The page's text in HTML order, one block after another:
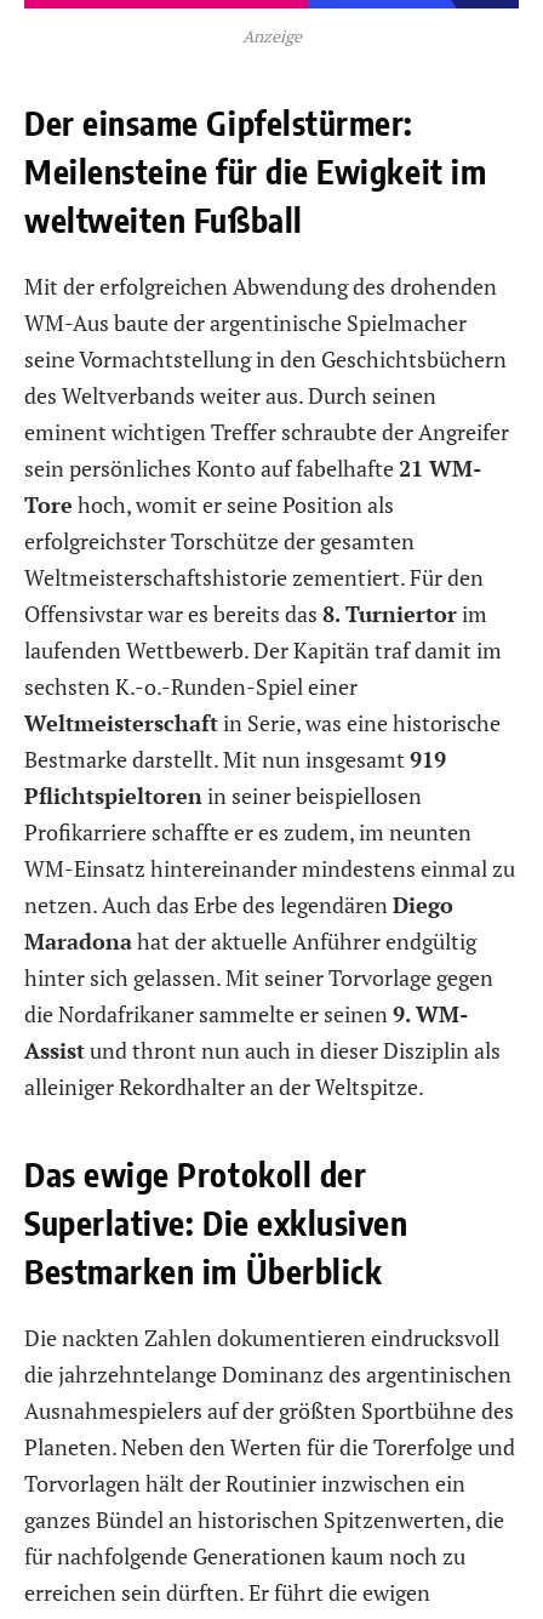
Anzeige
Der einsame Gipfelstürmer:
Meilensteine für die Ewigkeit im
weltweiten Fußball
Mit der erfolgreichen Abwendung des drohenden
WM-Aus baute der argentinische Spielmacher
seine Vormachtstellung in den Geschichtsbüchern
des Weltverbands weiter aus. Durch seinen
eminent wichtigen Treffer schraubte der Angreifer
sein persönliches Konto auf fabelhafte21 WM-
Tore hoch, womit er seine Position als
erfolgreichster Torschütze der gesamten
Weltmeisterschaftshistorie zementiert. Für den
Offensivstar war es bereits das 8. Turniertorim
laufenden Wettbewerb. Der Kapitän traf damit im
sechsten K.-o.-Runden-Spiel einer
Weltmeisterschaftin Serie, was eine historische
Bestmarke darstellt. Mit nun insgesamt 919
Pflichtspieltorenin seiner beispiellosen
Profikarriere schaffte er es zudem, im neunten
WM-Einsatz hintereinander mindestens einmal zu
netzen. Auch das Erbe des legendärenDiego
Maradonahat der aktuelle Anführer endgültig
hinter sich gelassen. Mit seiner Torvorlage gegen
die Nordafrikaner sammelte er seinen9. WM-
Assistund thront nun auch in dieser Disziplin als
alleiniger Rekordhalter an der Weltspitze.
Das ewige Protokoll der
Superlative: Die exklusiven
Bestmarken im Überblick
Die nackten Zahlen dokumentieren eindrucksvoll
die jahrzehntelange Dominanz des argentinischen
Ausnahmespielers auf der größten Sportbühne des
Planeten. Neben den Werten für die Torerfolge und
Torvorlagen hält der Routinier inzwischen ein
ganzes Bündel an historischen Spitzenwerten, die
für nachfolgende Generationen kaum noch zu
erreichen sein dürften. Er führt die ewigen